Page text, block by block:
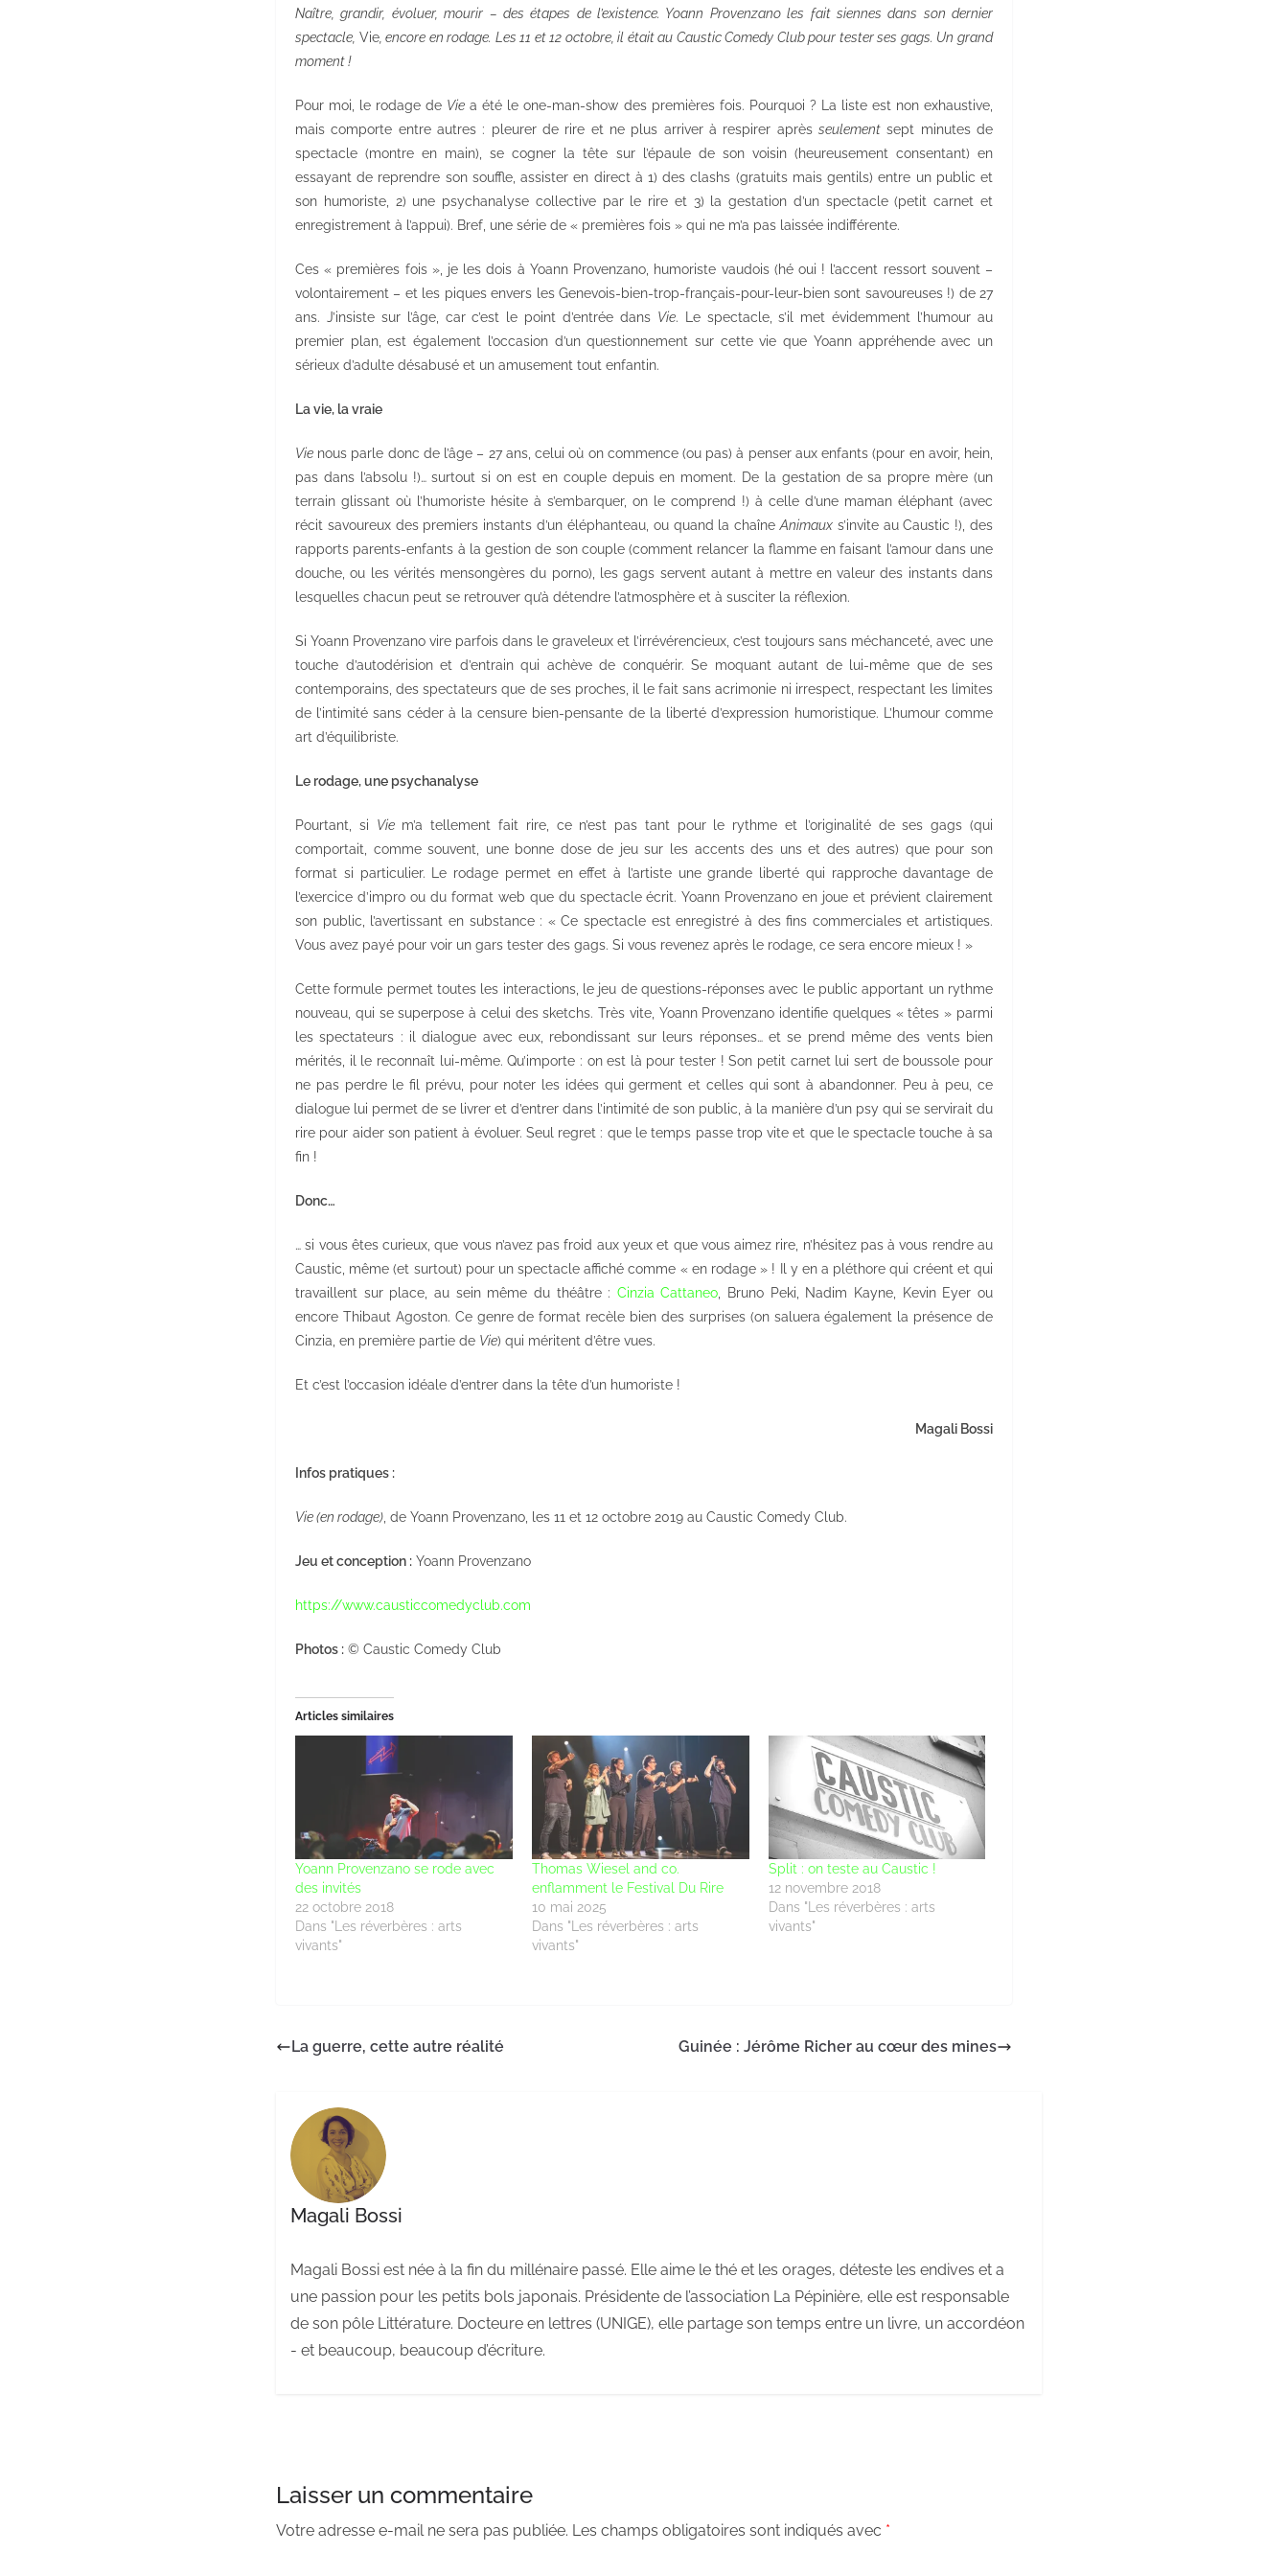
Naître, grandir, évoluer, mourir – des étapes de l’existence. Yoann Provenzano les fait siennes dans son dernier
spectacle, Vie, encore en rodage. Les 11 et 12 octobre, il était au Caustic Comedy Club pour tester ses gags. Un grand
moment !
Pour moi, le rodage de Vie a été le one-man-show des premières fois. Pourquoi ? La liste est non exhaustive,
mais comporte entre autres : pleurer de rire et ne plus arriver à respirer après seulement sept minutes de
spectacle (montre en main), se cogner la tête sur l’épaule de son voisin (heureusement consentant) en
essayant de reprendre son souffle, assister en direct à 1) des clashs (gratuits mais gentils) entre un public et
son humoriste, 2) une psychanalyse collective par le rire et 3) la gestation d’un spectacle (petit carnet et
enregistrement à l’appui). Bref, une série de « premières fois » qui ne m’a pas laissée indifférente.
Ces « premières fois », je les dois à Yoann Provenzano, humoriste vaudois (hé oui ! l’accent ressort souvent –
volontairement – et les piques envers les Genevois-bien-trop-français-pour-leur-bien sont savoureuses !) de 27
ans. J’insiste sur l’âge, car c’est le point d’entrée dans Vie. Le spectacle, s’il met évidemment l’humour au
premier plan, est également l’occasion d’un questionnement sur cette vie que Yoann appréhende avec un
sérieux d’adulte désabusé et un amusement tout enfantin.
La vie, la vraie
Vie nous parle donc de l’âge – 27 ans, celui où on commence (ou pas) à penser aux enfants (pour en avoir, hein,
pas dans l’absolu !)… surtout si on est en couple depuis en moment. De la gestation de sa propre mère (un
terrain glissant où l’humoriste hésite à s’embarquer, on le comprend !) à celle d’une maman éléphant (avec
récit savoureux des premiers instants d’un éléphanteau, ou quand la chaîneAnimauxs’invite au Caustic !), des
rapports parents-enfants à la gestion de son couple (comment relancer la flamme en faisant l’amour dans une
douche, ou les vérités mensongères du porno), les gags servent autant à mettre en valeur des instants dans
lesquelles chacun peut se retrouver qu’à détendre l’atmosphère et à susciter la réflexion.
Si Yoann Provenzano vire parfois dans le graveleux et l’irrévérencieux, c’est toujours sans méchanceté, avec une
touche d’autodérision et d’entrain qui achève de conquérir. Se moquant autant de lui-même que de ses
contemporains, des spectateurs que de ses proches, il le fait sans acrimonie ni irrespect, respectant les limites
de l’intimité sans céder à la censure bien-pensante de la liberté d’expression humoristique. L’humour comme
art d’équilibriste.
Le rodage, une psychanalyse
Pourtant, si Viem’a tellement fait rire, ce n’est pas tant pour le rythme et l’originalité de ses gags (qui
comportait, comme souvent, une bonne dose de jeu sur les accents des uns et des autres) que pour son
format si particulier. Le rodage permet en effet à l’artiste une grande liberté qui rapproche davantage de
l’exercice d’impro ou du format web que du spectacle écrit. Yoann Provenzano en joue et prévient clairement
son public, l’avertissant en substance : « Ce spectacle est enregistré à des fins commerciales et artistiques.
Vous avez payé pour voir un gars tester des gags. Si vous revenez après le rodage, ce sera encore mieux ! »
Cette formule permet toutes les interactions, le jeu de questions-réponses avec le public apportant un rythme
nouveau, qui se superpose à celui des sketchs. Très vite, Yoann Provenzano identifie quelques « têtes » parmi
les spectateurs : il dialogue avec eux, rebondissant sur leurs réponses… et se prend même des vents bien
mérités, il le reconnaît lui-même. Qu’importe : on est là pour tester ! Son petit carnet lui sert de boussole pour
ne pas perdre le fil prévu, pour noter les idées qui germent et celles qui sont à abandonner. Peu à peu, ce
dialogue lui permet de se livrer et d’entrer dans l’intimité de son public, à la manière d’un psy qui se servirait du
rire pour aider son patient à évoluer. Seul regret : que le temps passe trop vite et que le spectacle touche à sa
fin !
Donc…
… si vous êtes curieux, que vous n’avez pas froid aux yeux et que vous aimez rire, n’hésitez pas à vous rendre au
Caustic, même (et surtout) pour un spectacle affiché comme « en rodage » ! Il y en a pléthore qui créent et qui
travaillent sur place, au sein même du théâtre : Cinzia Cattaneo , Bruno Peki, Nadim Kayne, Kevin Eyer ou
encore Thibaut Agoston. Ce genre de format recèle bien des surprises (on saluera également la présence de
Cinzia, en première partie de Vie) qui méritent d’être vues.
Et c’est l’occasion idéale d’entrer dans la tête d’un humoriste !
Magali Bossi
Infos pratiques :
Vie (en rodage) , de Yoann Provenzano, les 11 et 12 octobre 2019 au Caustic Comedy Club.
Jeu et conception : Yoann Provenzano
https://www.causticcomedyclub.com
Photos : © Caustic Comedy Club
Articles similaires
Yoann Provenzano se rode avec
des invités
22 octobre 2018
Dans "Les réverbères : arts
vivants"
Thomas Wiesel and co.
enflamment le Festival Du Rire
10 mai 2025
Dans "Les réverbères : arts
vivants"
Split : on teste au Caustic !
12 novembre 2018
Dans "Les réverbères : arts
vivants"
La guerre, cette autre réalité Guinée : Jérôme Richer au cœur des mines
Magali Bossi
Magali Bossi est née à la fin du millénaire passé. Elle aime le thé et les orages, déteste les endives et a
une passion pour les petits bols japonais. Présidente de l’association La Pépinière, elle est responsable
de son pôle Littérature. Docteure en lettres (UNIGE), elle partage son temps entre un livre, un accordéon
- et beaucoup, beaucoup d’écriture.
Laisser un commentaire
Votre adresse e-mail ne sera pas publiée. Les champs obligatoires sont indiqués avec *